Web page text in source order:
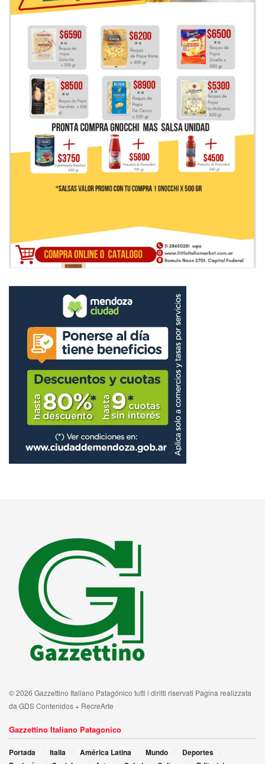
© 2026 Gazzettino Italiano Patagónico tutti i diritti riservati Pagina realizzata
da GDS Contenidos + RecreArte
Gazzettino Italiano Patagonico
Portada Italia América Latina Mundo
Deportes